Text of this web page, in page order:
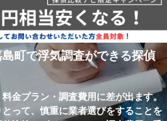
町で浮気調査ができる探偵
金プラン・調査費用に差が出ます。
って、慎重に業者選びをすることを